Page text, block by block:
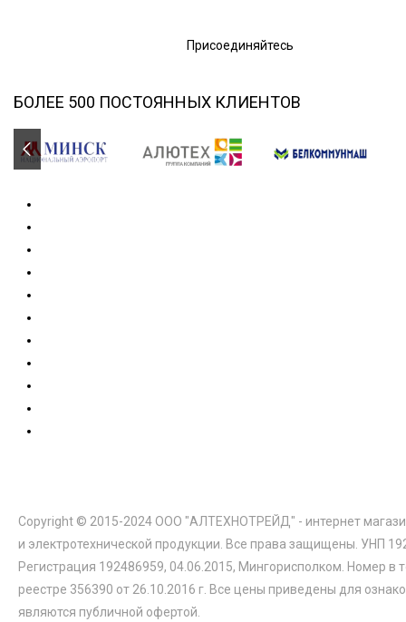
Присоединяйтесь
БОЛЕЕ 500 ПОСТОЯННЫХ КЛИЕНТОВ
Copyright © 2015-2024 ООО "АЛТЕХНОТРЕЙД" - интернет
и электротехнической продукции. Все права защищены. УНП
Регистрация 192486959, 04.06.2015, Мингорисполком. Номер в
реестре 356390 от 26.10.2016 г. Все цены приведены для
являются публичной офертой.